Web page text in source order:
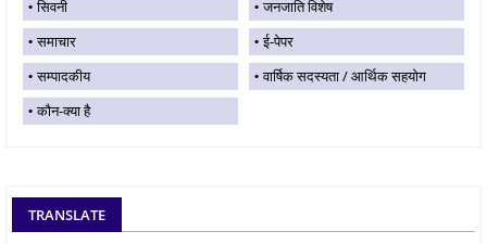
सिवनी
जनजाति विशेष
समाचार
ई-पेपर
सम्पादकीय
वार्षिक सदस्यता / आर्थिक सहयोग
कौन-क्या है
TRANSLATE